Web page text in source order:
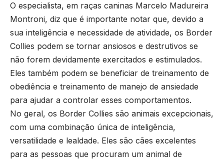
O especialista, em raças caninas Marcelo Madureira
Montroni, diz que é importante notar que, devido a
sua inteligência e necessidade de atividade, os Border
Collies podem se tornar ansiosos e destrutivos se
não forem devidamente exercitados e estimulados.
Eles também podem se beneficiar de treinamento de
obediência e treinamento de manejo de ansiedade
para ajudar a controlar esses comportamentos.
No geral, os Border Collies são animais excepcionais,
com uma combinação única de inteligência,
versatilidade e lealdade. Eles são cães excelentes
para as pessoas que procuram um animal de